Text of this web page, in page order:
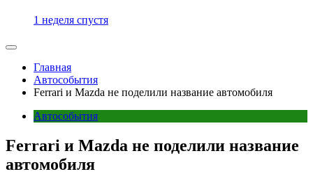
1 неделя спустя
Главная
Автособытия
Ferrari и Mazda не поделили название автомобиля
Автособытия
Ferrari и Mazda не поделили название
автомобиля